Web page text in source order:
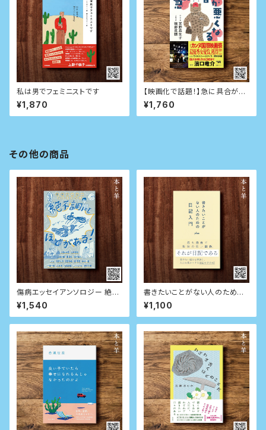
私は男でフェミニストです
¥1,870
【映画化で話題！】急に具合が悪
くなる
¥1,760
その他の商品
傷病エッセイアンソロジー 絶不
調にもほどがある！
¥1,540
書きたいことがない人のための
日記入門 (星海社新書)
¥1,100